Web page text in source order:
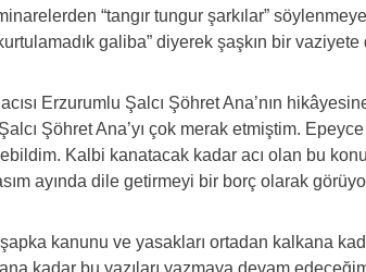
“tangır tungur şarkılar”
galiba” diyerek şaşkın bir vaziyete
Erzurumlu Şalcı Şöhret Ana’nın
Şöhret Ana’yı çok merak etmiştim.
Kalbi kanatacak kadar acı olan bu
ayında dile getirmeyi bir borç olarak
kanunu ve yasakları ortadan kalkana
kadar bu yazıları yazmaya devam